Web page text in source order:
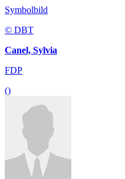
Symbolbild
© DBT
Canel, Sylvia
FDP
()